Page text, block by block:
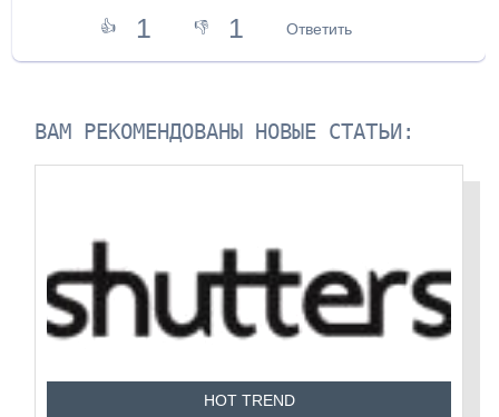
👍 1 👎 1 Ответить
ВАМ РЕКОМЕНДОВАНЫ НОВЫЕ СТАТЬИ:
HOT TREND